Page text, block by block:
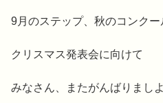
9月のステップ、秋のコンクー
クリスマス発表会に向けて
みなさん、またがんばりまし